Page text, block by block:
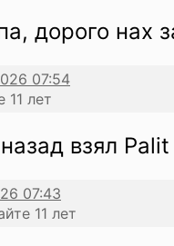
дорого нах
лет
взял
11 лет